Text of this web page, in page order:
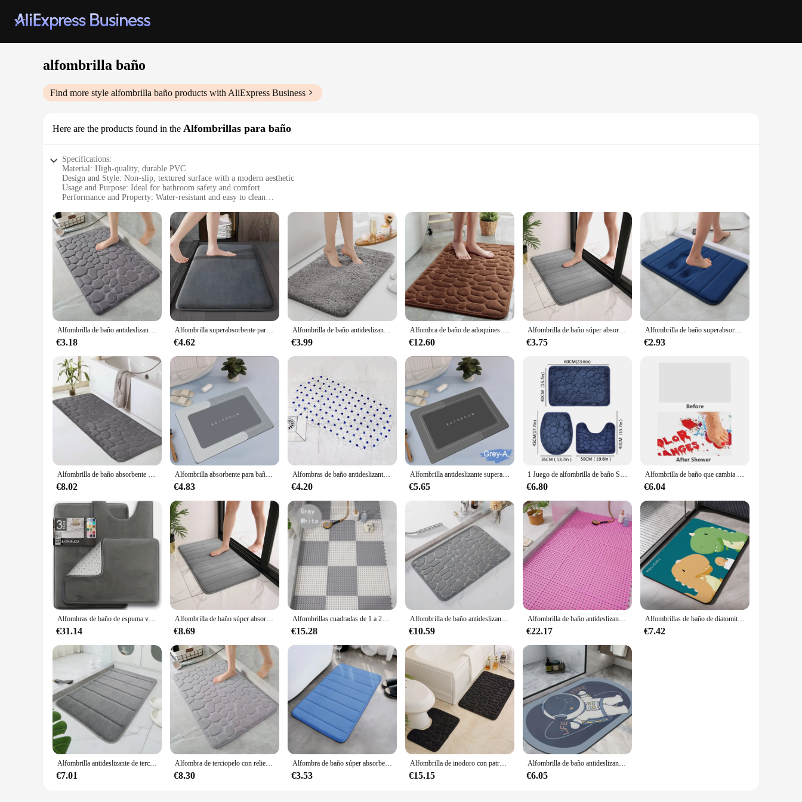
alfombrilla baño
Find more style alfombrilla baño products with AliExpress Business
Here are the products found in the Alfombrillas para baño
Specifications:
Material: High-quality, durable PVC
Design and Style: Non-slip, textured surface with a modern aesthetic
Usage and Purpose: Ideal for bathroom safety and comfort
Performance and Property: Water-resistant and easy to clean
Parts and Accessories: Comes with a set of matching bathroom accessories
Features:
**Enhanced Safety and Comfort**
The Alfombrilla Baño is a perfect blend of style and safety, designed to provide a slip-resistant surface in your bathroom. Its textured surface not only looks modern but also ensures that you and your
family can enjoy a safe and comfortable bathing experience. The non-slip feature is particularly beneficial for households with children or elderly individuals, as it reduces the risk of slips and falls.
The water-resistant nature of the PVC material makes it easy to clean, maintaining its hygienic condition over time.
**Versatile and Practical**
The Alfombrilla Baño is not just a safety measure; it's also a practical addition to your bathroom decor. Available in various sizes, it can be tailored to fit any bathroom layout, from small powder
rooms to spacious master baths. The matching accessories included in the set complement the design, creating a cohesive and stylish look. Whether you're looking to enhance your home's safety or add
a touch of elegance to your bathroom, the Alfombrilla Baño is an excellent choice.
**Ease of Maintenance and Wholesale Availability**
wholesale availability makes it an attractive option for vendors and suppliers looking to stock up on quality bathroom accessories. The Alfombrilla Baño is not just a product; it's a solution for your
bathroom needs, designed to cater to both residential and commercial settings.
Alfombrilla de baño antideslizante 3D, felpudo absorbente con relieve de adoquines, lavable a máquina, de secado rápido
€3.18
Alfombrilla superabsorbente para el suelo del baño, alfombrilla antideslizante de terciopelo coral, alfombrilla para la puerta
€4.62
Alfombrilla de baño antideslizante de absorción de agua, alfombra gruesa de pelo largo, lavable a máquina, duradera
€3.99
Alfombra de baño de adoquines con textura de piedra, absorbente de agua rápido, antideslizante, lavable, gruesa, suave y cómoda, 1 unidad
€12.60
Alfombrilla de baño súper absorbente, alfombras antideslizantes de espuma viscoelástica suave, para dormitorio, inodoro, ducha, decoración del hogar
€3.75
Alfombrilla de baño superabsorbente para el hogar, alfombras de espuma viscoelástica suave para suelo de dormitorio, inodoro, ducha, decoración del hogar
€2.93
Alfombrilla de baño absorbente y lavable, alfombrilla antideslizante gruesa, suave y cómoda para ducha
€8.02
Alfombrilla absorbente para baño, alfombra antideslizante para ducha, entrada de cocina, puerta suave, bañera, decoración del hogar
€4.83
Alfombras de baño antideslizantes de PVC, alfombra de ducha suave, estera de masaje con ventosa, alfombrilla de baño antideslizante, accesorios de baño calientes
€4.20
Alfombrilla antideslizante superabsorbente para baño, alfombrilla antideslizante para bañera, cocina, sala de estar, decoración del hogar
€5.65
1 Juego de alfombrilla de baño Simple absorbente de agua y antideslizante, patrón de piedra, cómodo y suave, 3 piezas
€6.80
Alfombrilla de baño que cambia de Color para Halloween, Alfombra de piso Horrible roja, Alfombra de baño para el hogar, huellas de sangre de terror, alfombra antideslizante de 40x70CM
€6.04
Alfombras de baño de espuma viscoelástica de terciopelo, alfombras de baño antideslizantes, lavado a máquina, se seca rápidamente, alfombras de baño ultrasuaves para dormitorio y cocina, 3 piezas
€31.14
Alfombrilla de baño súper absorbente, alfombras antideslizantes de espuma viscoelástica suave, para dormitorio, inodoro, ducha, decoración del hogar
€8.69
Alfombrillas cuadradas de 1 a 20 piezas para ducha, alfombrilla suave antideslizante para baño grande, alfombrilla sensorial con agujero para cocina, bañera, piscina, alfombrillas para exteriores
€15.28
Alfombrilla de baño antideslizante 3D, felpudo absorbente con relieve de adoquines, lavable a máquina, de secado rápido
€10.59
Alfombrilla de baño antideslizante, alfombra impermeable, cojín de masaje de pies, empalme de inodoro, Alfombra de ducha, 6 unids/lote por paquete
€22.17
Alfombrillas de baño de diatomita, alfombrilla antideslizante, absorbente, de secado rápido, lavable
€7.42
Alfombrilla antideslizante de terciopelo Coral para baño, absorción rápida de agua, lavado a máquina en seco, alfombrilla para inodoro, suave y cómoda, fácil de usar
€7.01
Alfombra de terciopelo con relieve de espuma viscoelástica, alfombrilla antideslizante para baño, sala de estar, alfombrilla de adoquines, muebles para el hogar, 1 piezas
€8.30
Alfombra de baño súper absorbente para alfombras de baño, alfombras de espuma viscoelástica suave, suelo de dormitorio, suelo de inodoro, ducha, alfombra antideslizante, decoración del hogar
€3.53
Alfombrilla de inodoro con patrón de piedra en relieve, tapetes de puerta que absorben el agua, alfombra antideslizante, se puede lavar, alfombra de tira, decoración del hogar, 2 piezas
€15.15
Alfombrilla de baño antideslizante superabsorbente, alfombrilla de tierra de diatomeas, secado rápido, decoración del hogar
€6.05